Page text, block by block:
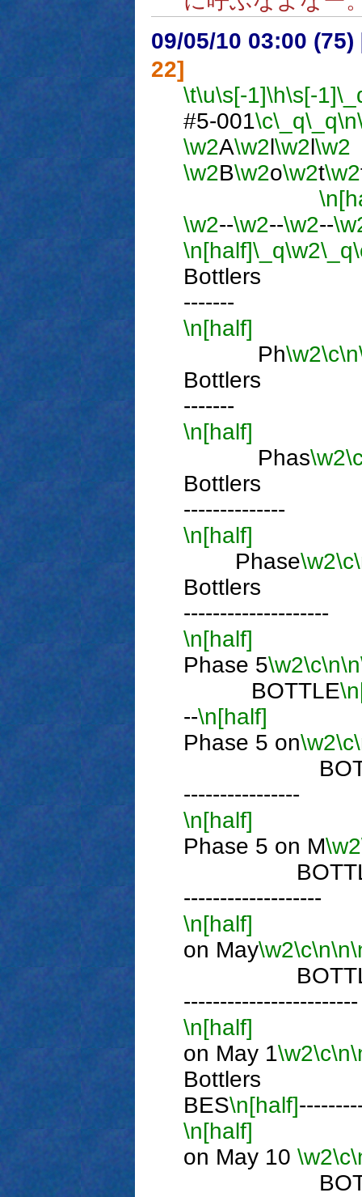
09/05/10 03:00 (75)
22]
\t\u\s[-1]\h\s[-1]
#5-001\c\_q\_q\n
\w2A\w2l\w2l\w2
\w2B\w2o\w2t\w2
\w2--\w2--\w2--
\n[half]\_q\w2\_q
-------
\n[half]
Ph\w2\c\n
-------
\n[half]
Phas\w2
--------------
\n[half]
Phase\w2\c
Bottlers
--------------------
\n[half]
Phase 5\w2\c\n\n
BOTTLE
--\n[half]
Phase 5 on\w2\c
----------------
\n[half]
Phase 5 on M\w2
BOTTLE
-------------------
\n[half]
on May\w2\c\n\n
BOTTLE
------------------------
\n[half]
on May 1\w2\c\n
Bottlers
BES\n[half]
\n[half]
on May 10 \w2\c
BOTTLE